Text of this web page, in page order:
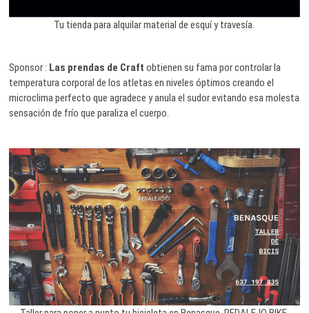
Tu tienda para alquilar material de esquí y travesía.
Sponsor : Las prendas de Craft obtienen su fama por controlar la
temperatura corporal de los atletas en niveles óptimos creando el
microclima perfecto que agradece y anula el sudor evitando esa molesta
sensación de frío que paraliza el cuerpo.